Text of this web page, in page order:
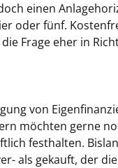
einen
oder fünf.
Frage eher in
von
möchten gerne
festhalten.
als gekauft, der